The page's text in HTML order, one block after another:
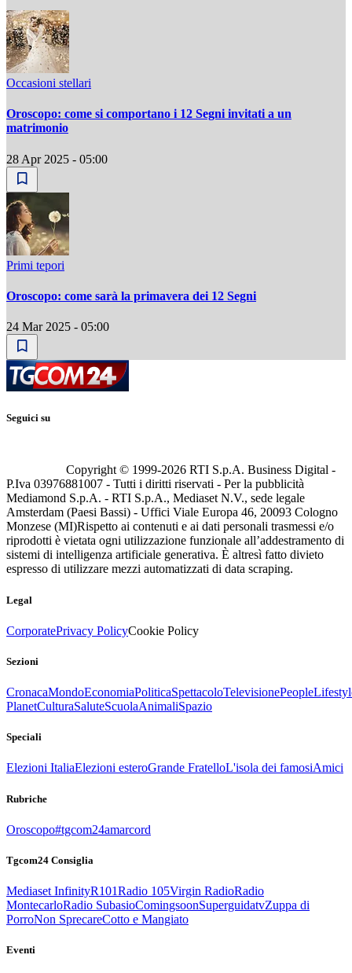
Occasioni stellari
Oroscopo: come si comportano i 12 Segni invitati a un
matrimonio
28 Apr 2025 - 05:00
Primi tepori
Oroscopo: come sarà la primavera dei 12 Segni
24 Mar 2025 - 05:00
Seguici su
Copyright © 1999-2026 RTI S.p.A. Business Digital -
P.Iva 03976881007 - Tutti i diritti riservati - Per la pubblicità
Mediamond S.p.A. - RTI S.p.A., Mediaset N.V., sede legale
Amsterdam (Paesi Bassi) - Uffici Viale Europa 46, 20093 Cologno
Monzese (MI)Rispetto ai contenuti e ai dati personali trasmessi e/o
riprodotti è vietata ogni utilizzazione funzionale all’addestramento di
sistemi di intelligenza artificiale generativa. È altresì fatto divieto
espresso di utilizzare mezzi automatizzati di data scraping.
Legal
CorporatePrivacy PolicyCookie Policy
Sezioni
CronacaMondoEconomiaPoliticaSpettacoloTelevisionePeople
PlanetCulturaSaluteScuolaAnimaliSpazio
Speciali
Elezioni ItaliaElezioni esteroGrande FratelloL'isola dei famosiAmici
Rubriche
Oroscopo#tgcom24amarcord
Tgcom24 Consiglia
Mediaset InfinityR101Radio 105Virgin RadioRadio
MontecarloRadio SubasioComingsoonSuperguidatvZuppa di
PorroNon SprecareCotto e Mangiato
Eventi